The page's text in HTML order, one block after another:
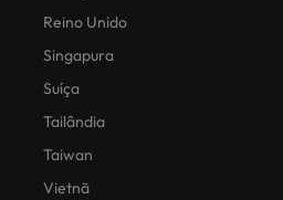
Reino Unido
Singapura
Suíça
Tailândia
Taiwan
Vietnã